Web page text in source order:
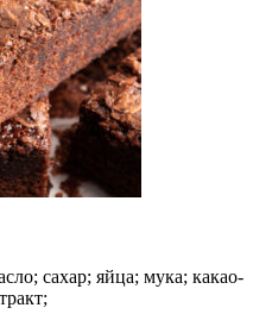
сахар; яйца; мука; какао-